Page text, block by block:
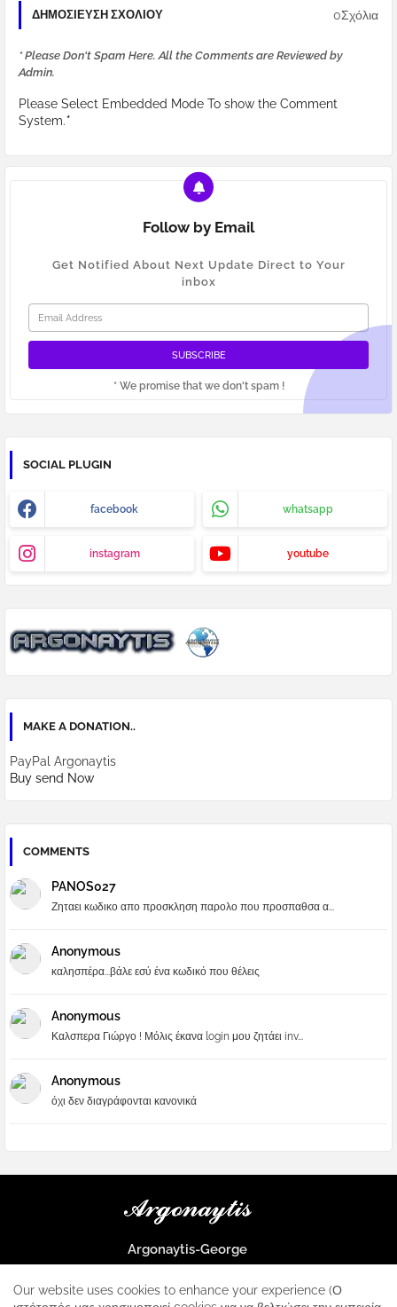
ΔΗΜΟΣΊΕΥΣΗ ΣΧΟΛΊΟΥ 0Σχόλια
* Please Don't Spam Here. All the Comments are Reviewed by
Admin.
Please Select Embedded Mode To show the Comment
System.*
Follow by Email
Get Notified About Next Update Direct to Your
inbox
* We promise that we don't spam !
SOCIAL PLUGIN
facebook whatsapp
instagram youtube
MAKE A DONATION..
PayPal Argonaytis
Buy send Now
COMMENTS
PANOS027
Ζηταει κωδικο απο προσκληση παρολο που προσπαθσα α...
Anonymous
καλησπέρα...βάλε εσύ ένα κωδικό που θέλεις
Anonymous
Καλσπερα Γιώργο ! Μόλις έκανα login μου ζητάει inv...
Anonymous
όχι δεν διαγράφονται κανονικά
Argonaytis-George
μοναδικός σταθμός για κάθε iphone
Our website uses cookies to enhance your experience (Ο